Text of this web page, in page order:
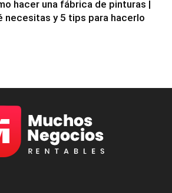
hacer una fábrica de pinturas |
necesitas y 5 tips para hacerlo